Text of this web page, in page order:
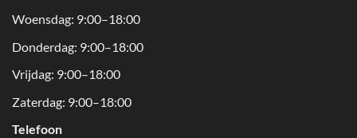
Woensdag: 9:00–18:00
Donderdag: 9:00–18:00
Vrijdag: 9:00–18:00
Zaterdag: 9:00–18:00
Telefoon